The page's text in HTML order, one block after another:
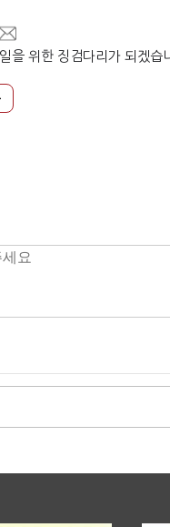
을 위한 징검다리가 되겠습